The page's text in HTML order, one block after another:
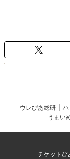
ウレぴあ総研
うまい
チケットぴ